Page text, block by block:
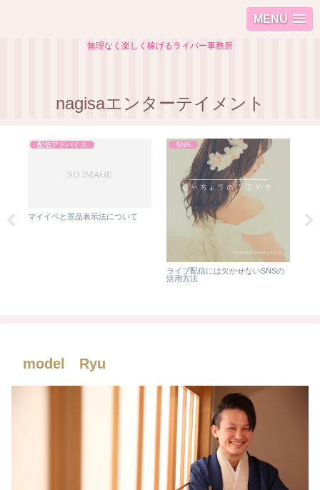
MENU
無理なく楽しく稼げるライバー事務所
nagisaエンターテイメント
配信アドバイス
マイイベと景品表示法について
SNS
ライブ配信には欠かせないSNSの
活用方法
model Ryu